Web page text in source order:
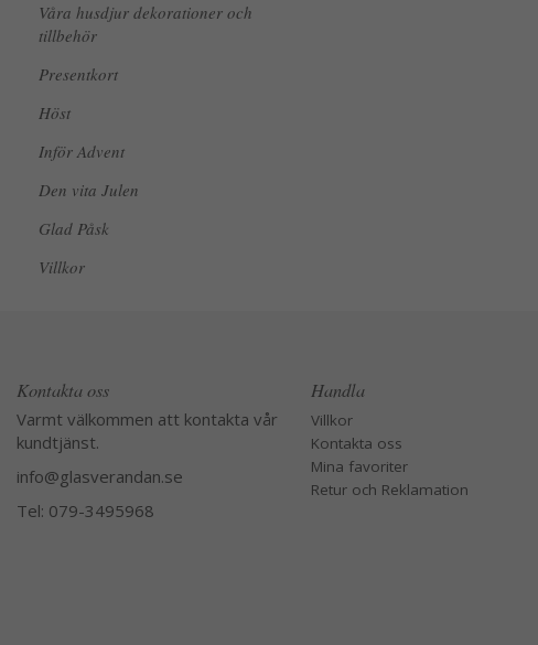
Våra husdjur dekorationer och
tillbehör
Presentkort
Höst
Inför Advent
Den vita Julen
Glad Påsk
Villkor
Kontakta oss
Varmt välkommen att kontakta vår
kundtjänst.
info@glasverandan.se
Tel: 079-3495968
Handla
Villkor
Kontakta oss
Mina favoriter
Retur och Reklamation